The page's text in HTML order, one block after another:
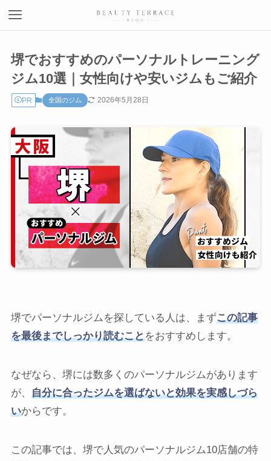
堺でおすすめのパーソナルトレーニング
ジム10選｜女性向けや安いジムもご紹介
PR 全国のジム 2026年5月28日
堺でパーソナルジムを探している人は、まずこの記事
を最後までしっかり読むことをおすすめします。
なぜなら、堺には数多くのパーソナルジムがあります
が、 自分に合ったジムを選ばないと効果を実感しづら
いからです。
この記事では、堺で人気のパーソナルジム10店舗の特